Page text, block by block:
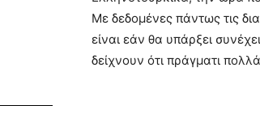
Με δεδομένες πάντως τις
είναι εάν θα υπάρξει
δείχνουν ότι πράγματι